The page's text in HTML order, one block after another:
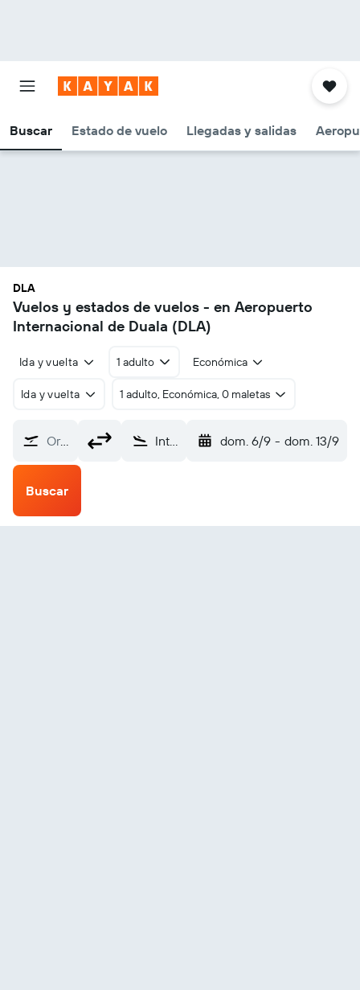
Buscar Estado de vuelo Llegadas y salidas
DLA
Vuelos y estados de vuelos - en Aeropuerto
Internacional de Duala (DLA)
Ida y vuelta 1 adulto Económica
Ida y vuelta 1 adulto, Económica, 0 maletas
Origen Internacional de Duala (DLA) dom. 6/9 - dom. 13/9
Buscar